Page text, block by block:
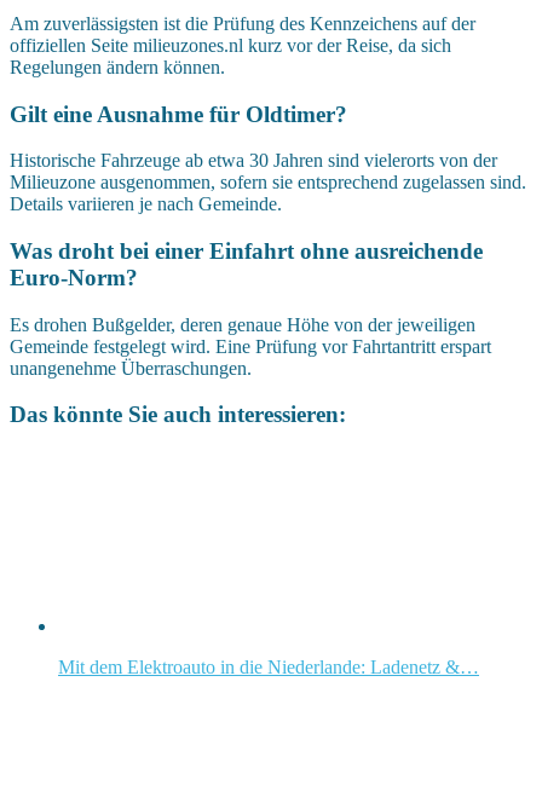
Am zuverlässigsten ist die Prüfung des Kennzeichens auf der
offiziellen Seite milieuzones.nl kurz vor der Reise, da sich
Regelungen ändern können.
Gilt eine Ausnahme für Oldtimer?
Historische Fahrzeuge ab etwa 30 Jahren sind vielerorts von der
Milieuzone ausgenommen, sofern sie entsprechend zugelassen sind.
Details variieren je nach Gemeinde.
Was droht bei einer Einfahrt ohne ausreichende
Euro-Norm?
Es drohen Bußgelder, deren genaue Höhe von der jeweiligen
Gemeinde festgelegt wird. Eine Prüfung vor Fahrtantritt erspart
unangenehme Überraschungen.
Das könnte Sie auch interessieren:
Mit dem Elektroauto in die Niederlande: Ladenetz &…